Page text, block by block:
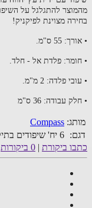
מצוינת לפיקניק!
55 ס"מ.
פלדת אל - חלד.
פלדה: 2 מ"מ.
עבודה: 36 ס"מ
Compass
6 יח' שיפודים בתיק מידות 590х10х2
ביקורת|0 ביקורות